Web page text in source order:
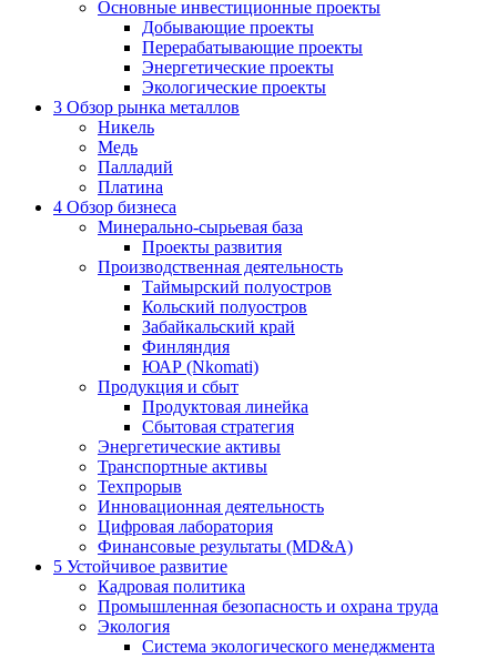
Основные инвестиционные проекты
Добывающие проекты
Перерабатывающие проекты
Энергетические проекты
Экологические проекты
3 Обзор рынка металлов
Никель
Медь
Палладий
Платина
4 Обзор бизнеса
Минерально-сырьевая база
Проекты развития
Производственная деятельность
Таймырский полуостров
Кольский полуостров
Забайкальский край
Финляндия
ЮАР (Nkomati)
Продукция и сбыт
Продуктовая линейка
Сбытовая стратегия
Энергетические активы
Транспортные активы
Техпрорыв
Инновационная деятельность
Цифровая лаборатория
Финансовые результаты (MD&A)
5 Устойчивое развитие
Кадровая политика
Промышленная безопасность и охрана труда
Экология
Система экологического менеджмента